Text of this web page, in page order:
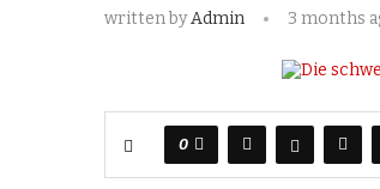
written byAdmin 3 months
0